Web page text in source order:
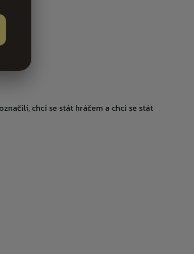
chci se stát hráčem a chci se stát